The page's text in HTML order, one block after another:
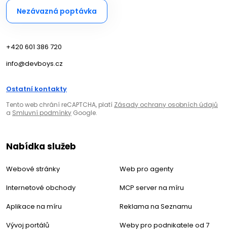
Nezávazná poptávka
+420 601 386 720
info@devboys.cz
Ostatní kontakty
Tento web chrání reCAPTCHA, platí Zásady ochrany osobních údajů
a Smluvní podmínky Google.
Nabídka služeb
Webové stránky
Internetové obchody
Aplikace na míru
Vývoj portálů
Web pro agenty
MCP server na míru
Reklama na Seznamu
Weby pro podnikatele od 7